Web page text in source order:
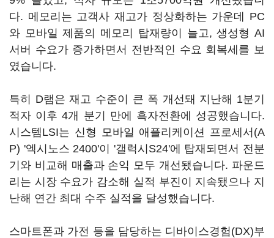
다. 메모리는 고객사 재고가 정상화하는 가운데 PC
와 모바일 제품의 메모리 탑재량이 늘고, 생성형 AI
서버 수요가 증가하면서 전반적인 수요 회복세를 보
였습니다.
특히 D램은 재고 수준이 큰 폭 개선돼 지난해 1분기
적자 이후 4개 분기 만에 흑자전환에 성공했습니다.
시스템LSI는 신형 모바일 애플리케이션 프로세서(A
P) '엑시노스 2400'이 '갤럭시S24'에 탑재되면서 전분
기와 비교해 매출과 손익 모두 개선됐습니다. 파운드
리는 시장 수요가 감소해 실적 부진이 지속됐으나 지
난해 연간 최대 수주 실적을 달성했습니다.
스마트폰과 가전 등을 담당하는 디바이스경험(DX)부